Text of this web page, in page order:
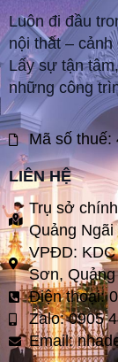
Luôn đi đầu
nội thất –
Lấy sự tận
những công
Mã số thuế:
LIÊN HỆ
Trụ sở
Quảng Ngãi
VPĐD:
Sơn, Quảng
Điện thoại:
Zalo: 0905
Email: